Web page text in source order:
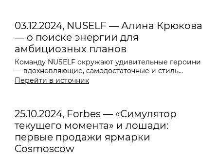
03.12.2024, NUSELF — Алина Крюкова
— о поиске энергии для
амбициозных планов
Команду NUSELF окружают удивительные героини
— вдохновляющие, самодостаточные и стиль...
Перейти в источник
25.10.2024, Forbes — «Симулятор
текущего момента» и лошади:
первые продажи ярмарки
Cosmoscow